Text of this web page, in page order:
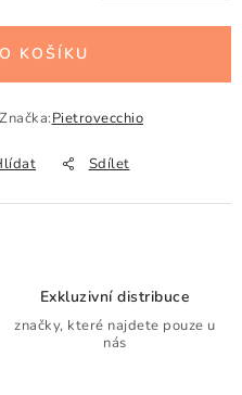
KOŠÍKU
Značka:Pietrovecchio
Sdílet
Exkluzivní distribuce
značky, které najdete pouze u
nás